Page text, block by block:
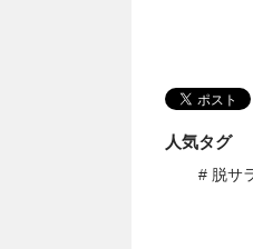
人気タグ
# 脱サ